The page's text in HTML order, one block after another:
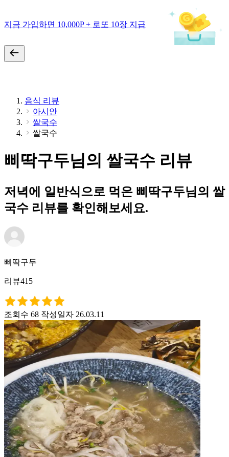
지금 가입하면 10,000P + 로또 10장 지급
음식 리뷰
아시안
쌀국수
쌀국수
삐딱구두님의 쌀국수 리뷰
저녁에 일반식으로 먹은 삐딱구두님의 쌀
국수 리뷰를 확인해보세요.
삐딱구두
리뷰415
조회수 68 작성일자 26.03.11